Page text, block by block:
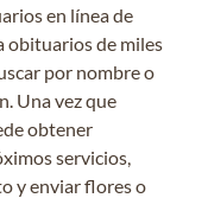
en línea de
obituarios de miles
por nombre o
Una vez que
obtener
servicios,
y enviar flores o